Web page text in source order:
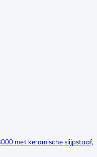
met keramische slijpstaaf,